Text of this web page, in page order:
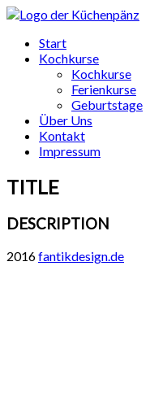
Start
Kochkurse
Kochkurse
Ferienkurse
Geburtstage
Über Uns
Kontakt
Impressum
TITLE
DESCRIPTION
2016fantikdesign.de